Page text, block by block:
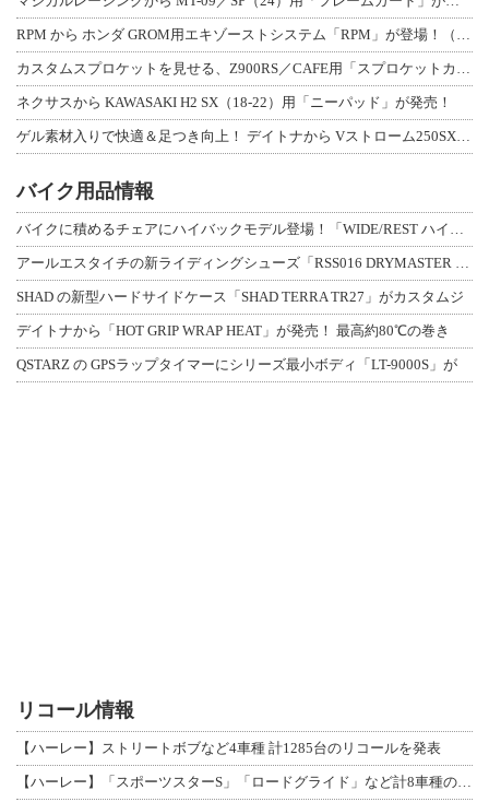
RPM から ホンダ GROM用エキゾーストシステム「RPM」が登場！（動画あり
カスタムスプロケットを見せる、Z900RS／CAFE用「スプロケットカバーフルキ
ネクサスから KAWASAKI H2 SX（18-22）用「ニーパッド」が発売！
ゲル素材入りで快適＆足つき向上！ デイトナから Vストローム250SX用「快適ロ
バイク用品情報
バイクに積めるチェアにハイバックモデル登場！「WIDE/REST ハイバックチェ
アールエスタイチの新ライディングシューズ「RSS016 DRYMASTER スト
SHAD の新型ハードサイドケース「SHAD TERRA TR27」がカスタムジ
デイトナから「HOT GRIP WRAP HEAT」が発売！ 最高約80℃の巻き
QSTARZ の GPSラップタイマーにシリーズ最小ボディ「LT-9000S」が
リコール情報
【ハーレー】ストリートボブなど4車種 計1285台のリコールを発表
【ハーレー】「スポーツスターS」「ロードグライド」など計8車種のリコールを発表